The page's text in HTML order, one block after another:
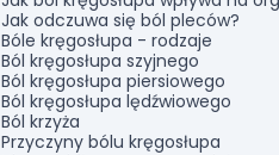
Jak odczuwa się ból pleców?
Bóle kręgosłupa - rodzaje
Ból kręgosłupa szyjnego
Ból kręgosłupa piersiowego
Ból kręgosłupa lędźwiowego
Ból krzyża
Przyczyny bólu kręgosłupa